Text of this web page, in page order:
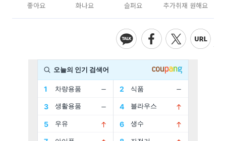
좋아요 화나요 슬퍼요 추가취재 원해요